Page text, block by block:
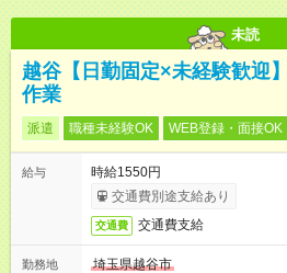
未読
越谷【日勤固定×未経験歓迎
作業
派遣 職種未経験OK WEB登録・面接OK
給与
時給1550円
交通費別途支給あり
交通費 交通費支給
勤務地
埼玉県越谷市